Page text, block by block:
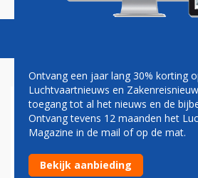
BRUSSELS
WAARSCHUWT
OVERLAST DOOR
Ontvang een jaar lang 30% korting
Luchtvaartnieuws en
toegang tot al het nieuws en de
Ontvang tevens 12 maanden het
Magazine in de mail of op de mat.
Bekijk aanbieding